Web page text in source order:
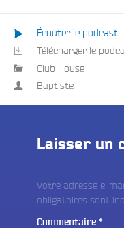
Écouter le podcast
Télécharger le
Club House
Baptiste
Laisser un
Votre adresse e-
obligatoires sont
Commentaire *